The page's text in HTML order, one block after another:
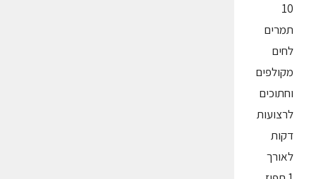
10
תמרים
לחים
מקולפים
וחתוכים
לרצועות
דקות
לאורך